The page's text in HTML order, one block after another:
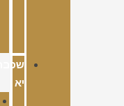
שכבת
יא